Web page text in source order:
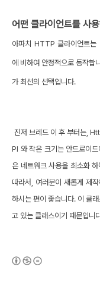
어떤 클라이언트를 사
아파치 HTTP 클라이언트
에 비하여 안정적으로 동작
가 최선의 선택입니다.
진저 브레드 이 후 부터는,
PI 와 작은 크기는 안드로이
은 네트워크 사용을 최소화
따라서, 여러분이 새롭게 제
하시는 편이 좋습니다. 이 클
고 있는 클래스이기 때문입니